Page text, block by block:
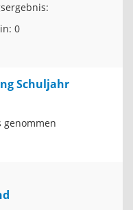
0
Schuljahr
genommen